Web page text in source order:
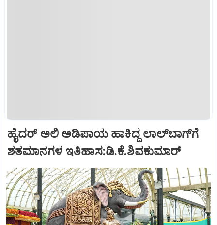
ಹೈದರ್ ಅಲಿ ಅಡಿಪಾಯ ಹಾಕಿದ್ದ ಲಾಲ್‌ಬಾಗ್‌ಗೆ
ಶತಮಾನಗಳ ಇತಿಹಾಸ:ಡಿ.ಕೆ.ಶಿವಕುಮಾರ್